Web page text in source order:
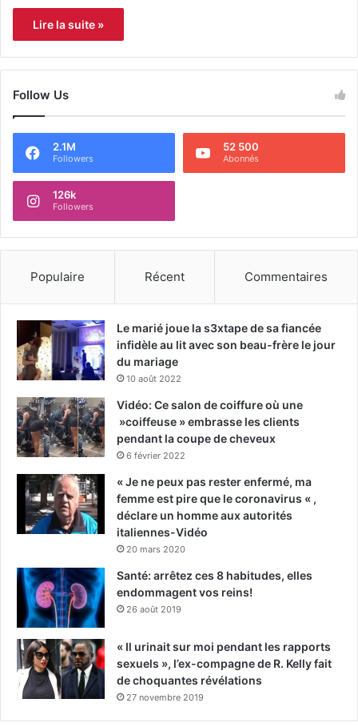
Lire la suite »
Follow Us
2.1M
Followers
52 500
Abonnés
126k
Followers
Populaire Récent Commentaires
Le marié joue la s3xtape de sa fiancée
infidèle au lit avec son beau-frère le jour
du mariage
10 août 2022
Vidéo: Ce salon de coiffure où une
»coiffeuse » embrasse les clients
pendant la coupe de cheveux
6 février 2022
« Je ne peux pas rester enfermé, ma
femme est pire que le coronavirus « ,
déclare un homme aux autorités
italiennes-Vidéo
20 mars 2020
Santé: arrêtez ces 8 habitudes, elles
endommagent vos reins!
26 août 2019
« Il urinait sur moi pendant les rapports
sexuels », l’ex-compagne de R. Kelly fait
de choquantes révélations
27 novembre 2019